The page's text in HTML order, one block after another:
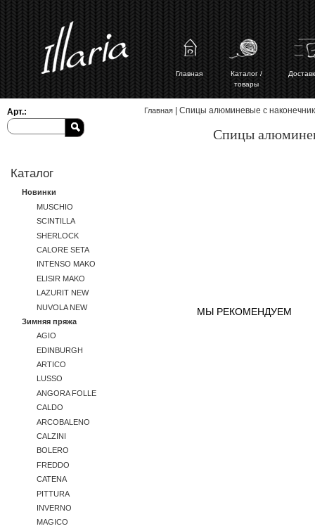
Главная
Каталог /
товары
Арт.:
Каталог
Новинки
MUSCHIO
SCINTILLA
SHERLOCK
CALORE SETA
INTENSO MAKO
ELISIR MAKO
LAZURIT NEW
NUVOLA NEW
Зимняя пряжа
AGIO
EDINBURGH
ARTICO
LUSSO
ANGORA FOLLE
CALDO
ARCOBALENO
CALZINI
BOLERO
FREDDO
CATENA
PITTURA
INVERNO
MAGICO
Вы здесь
Главная | Спицы алюминевые с
Спицы
МЫ РЕКОМЕНДУЕМ